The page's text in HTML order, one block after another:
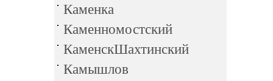
Каменка
Каменномостский
КаменскШахтинский
Камышлов